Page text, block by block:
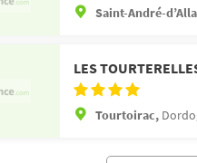
Saint-André-
LES
Tourtoirac,